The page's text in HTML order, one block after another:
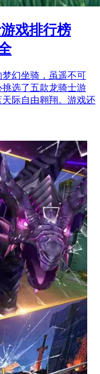
戏排行榜
幻坐骑，虽遥不可
选了五款龙骑士游
际自由翱翔。游戏还